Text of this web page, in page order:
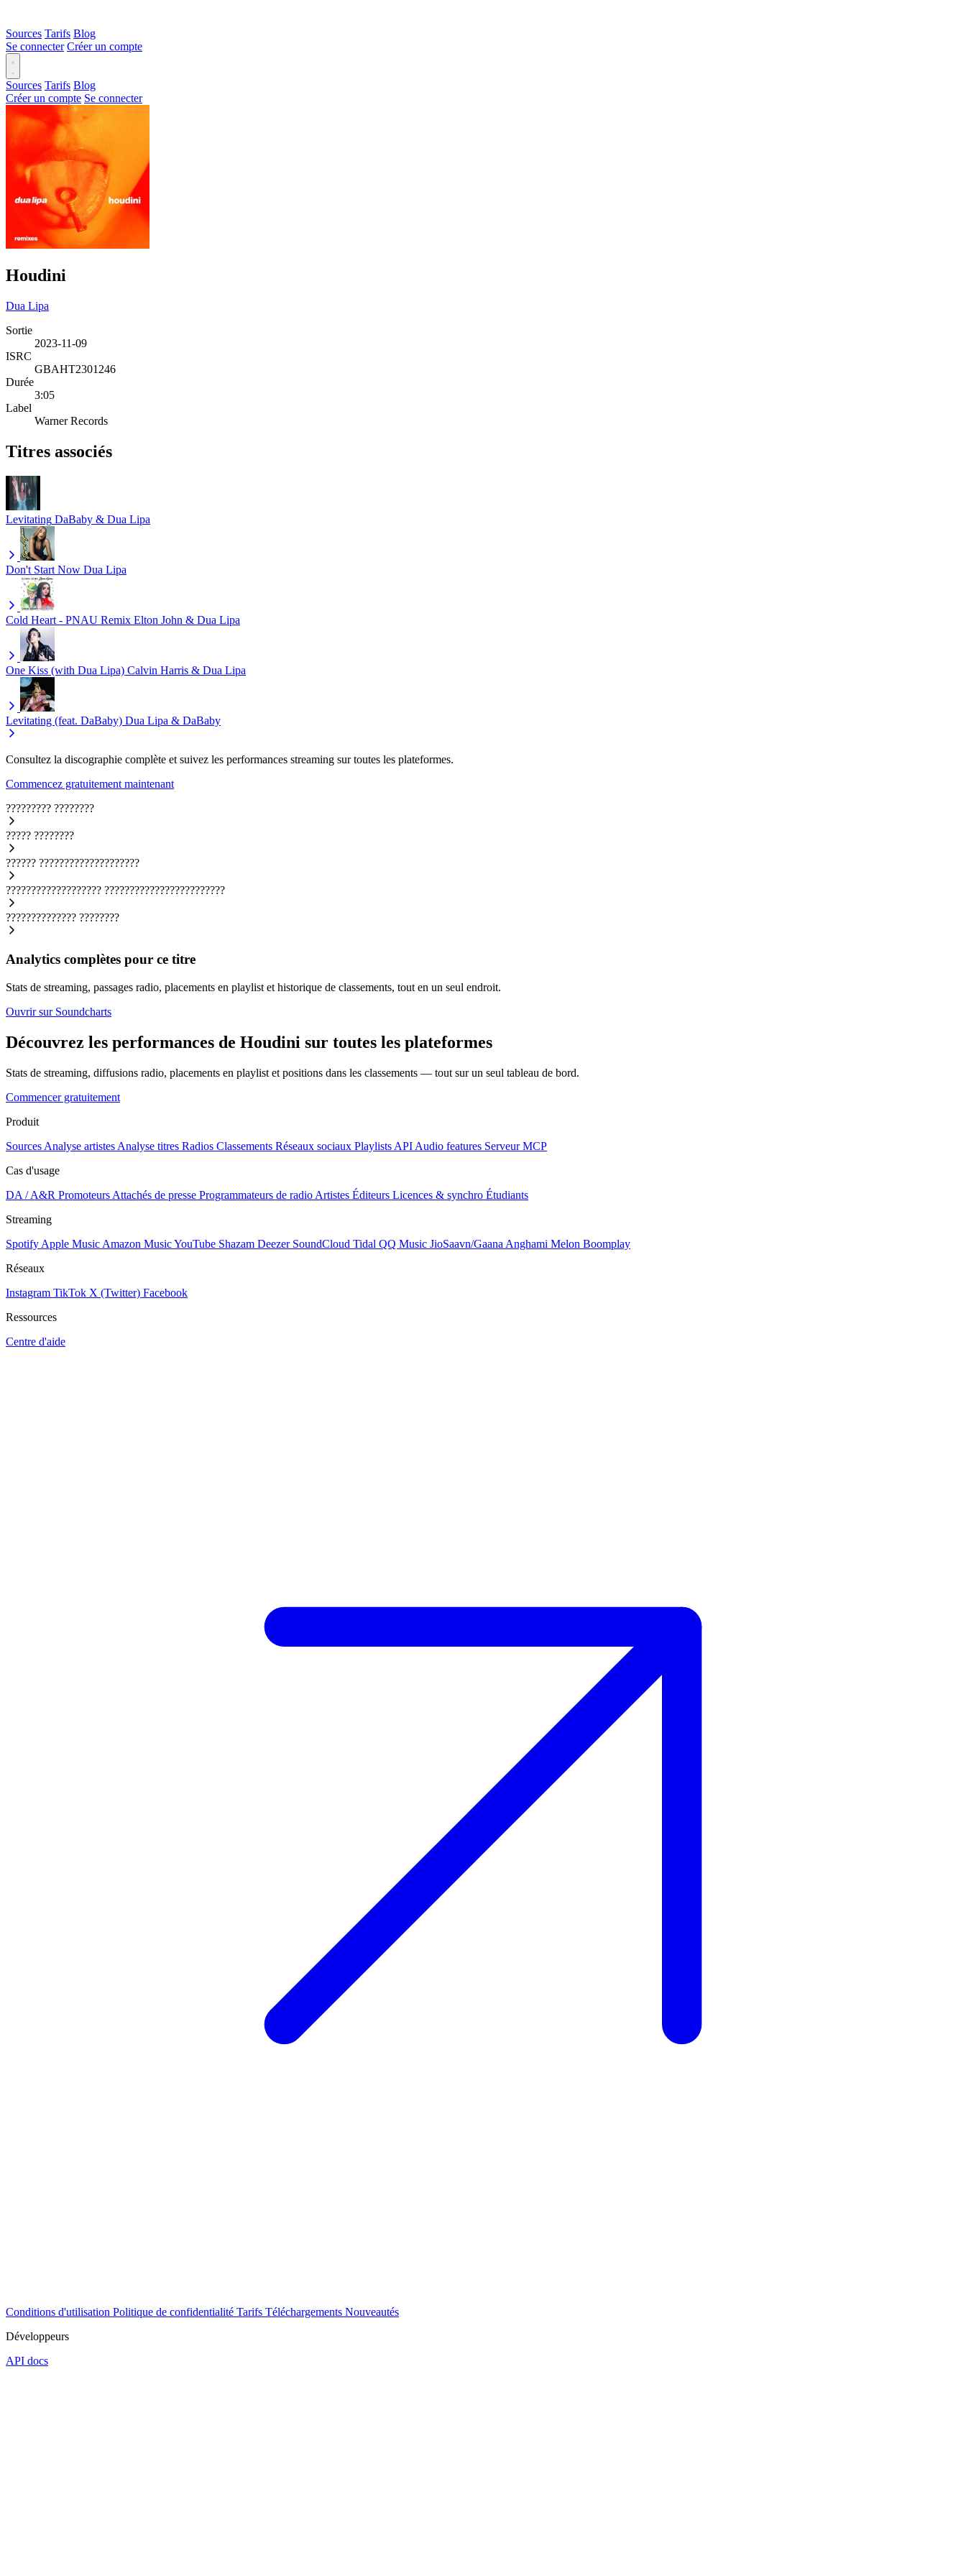
Sources Tarifs Blog
Se connecter Créer un compte
Sources Tarifs Blog
Créer un compte Se connecter
Houdini
Dua Lipa
Sortie
2023-11-09
ISRC
GBAHT2301246
Durée
3:05
Label
Warner Records
Titres associés
Levitating DaBaby & Dua Lipa
Don't Start Now Dua Lipa
Cold Heart - PNAU Remix Elton John & Dua Lipa
One Kiss (with Dua Lipa) Calvin Harris & Dua Lipa
Levitating (feat. DaBaby) Dua Lipa & DaBaby
Consultez la discographie complète et suivez les performances streaming sur toutes les plateformes.
Commencez gratuitement maintenant
????????? ????????
????? ????????
?????? ????????????????????
??????????????????? ????????????????????????
?????????????? ????????
Analytics complètes pour ce titre
Stats de streaming, passages radio, placements en playlist et historique de classements, tout en un seul endroit.
Ouvrir sur Soundcharts
Découvrez les performances de Houdini sur toutes les plateformes
Stats de streaming, diffusions radio, placements en playlist et positions dans les classements — tout sur un seul tableau de bord.
Commencer gratuitement
Produit
Sources Analyse artistes Analyse titres Radios Classements Réseaux sociaux Playlists API Audio features Serveur MCP
Cas d'usage
DA / A&R Promoteurs Attachés de presse Programmateurs de radio Artistes Éditeurs Licences & synchro Étudiants
Streaming
Spotify Apple Music Amazon MusicYouTube Shazam Deezer SoundCloud Tidal QQ Music JioSaavn/Gaana Anghami Melon Boomplay
Réseaux
Instagram TikTok X (Twitter) Facebook
Ressources
Centre d'aide
Conditions d'utilisation Politique de confidentialité Tarifs Téléchargements Nouveautés
Développeurs
API docs